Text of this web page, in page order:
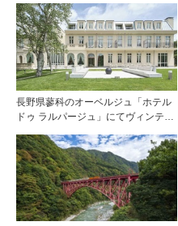
ワインに実を結ぶ
長野県蓼科のオーベルジュ「ホテル
ドゥ ラルパージュ」にてヴィンテー
『シャトー・ペトリュス 1976年』ほ
か計7アイテムのワインペアリング